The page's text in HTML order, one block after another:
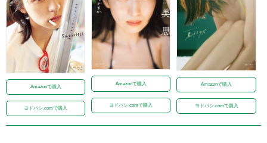
Amazonで購入
ヨドバシ.comで購入
Amazonで購入
ヨドバシ.comで購入
Amazonで購入
ヨドバシ.comで購入